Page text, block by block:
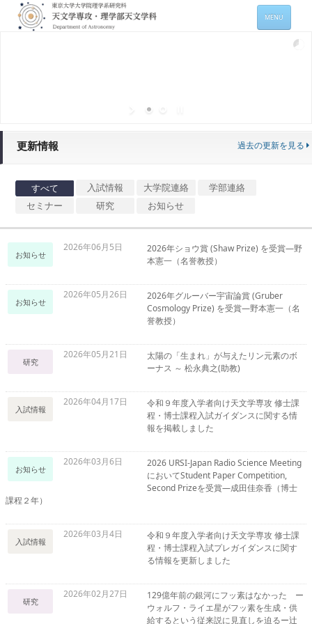
MENU
セミナー情報 (本郷)
お問い合わせ
Sitemap Japanese
更新情報 過去の更新を見る
すべて 入試情報 大学院連絡
学部連絡
セミナー
研究 お知らせ
お知らせ
2026年06月5日
2026年ショウ賞 (Shaw Prize) を受賞―野
本憲一（名誉教授）
お知らせ
2026年05月26日
2026年グルーバー宇宙論賞 (Gruber
Cosmology Prize) を受賞―野本憲一（名
誉教授）
研究
2026年05月21日
太陽の「生まれ」が与えたリン元素のボ
ーナス ～ 松永典之(助教)
入試情報
2026年04月17日
令和９年度入学者向け天文学専攻 修士課
程・博士課程入試ガイダンスに関する情
報を掲載しました
お知らせ
2026年03月6日
2026 URSI-Japan Radio Science Meeting
においてStudent Paper Competition,
Second Prizeを受賞―成田佳奈香（博士
課程２年）
入試情報
2026年03月4日
令和９年度入学者向け天文学専攻 修士課
程・博士課程入試プレガイダンスに関す
る情報を更新しました
研究
2026年02月27日
129億年前の銀河にフッ素はなかった ー
ウォルフ・ライエ星がフッ素を生成・供
給するという従来説に見直しを迫るー辻